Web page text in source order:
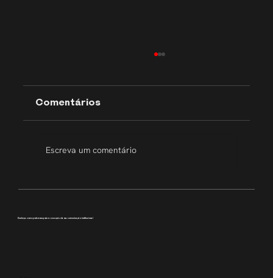
Comentários
Escreva um comentário
Conheça como podemos apoiar a execução da sua comunicação institucional